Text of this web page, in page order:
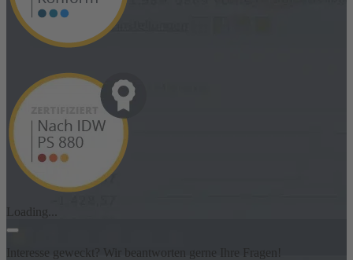
Loading...
Interesse geweckt? Wir beantworten gerne Ihre Fragen!